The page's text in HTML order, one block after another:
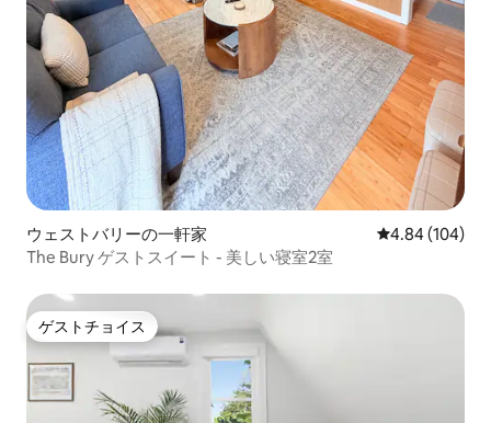
ウェストバリーの一軒家 レビュー104
4.84 (104)
The Bury ゲストスイート - 美しい寝室2室
ゲストチョイス
ゲストチョイス